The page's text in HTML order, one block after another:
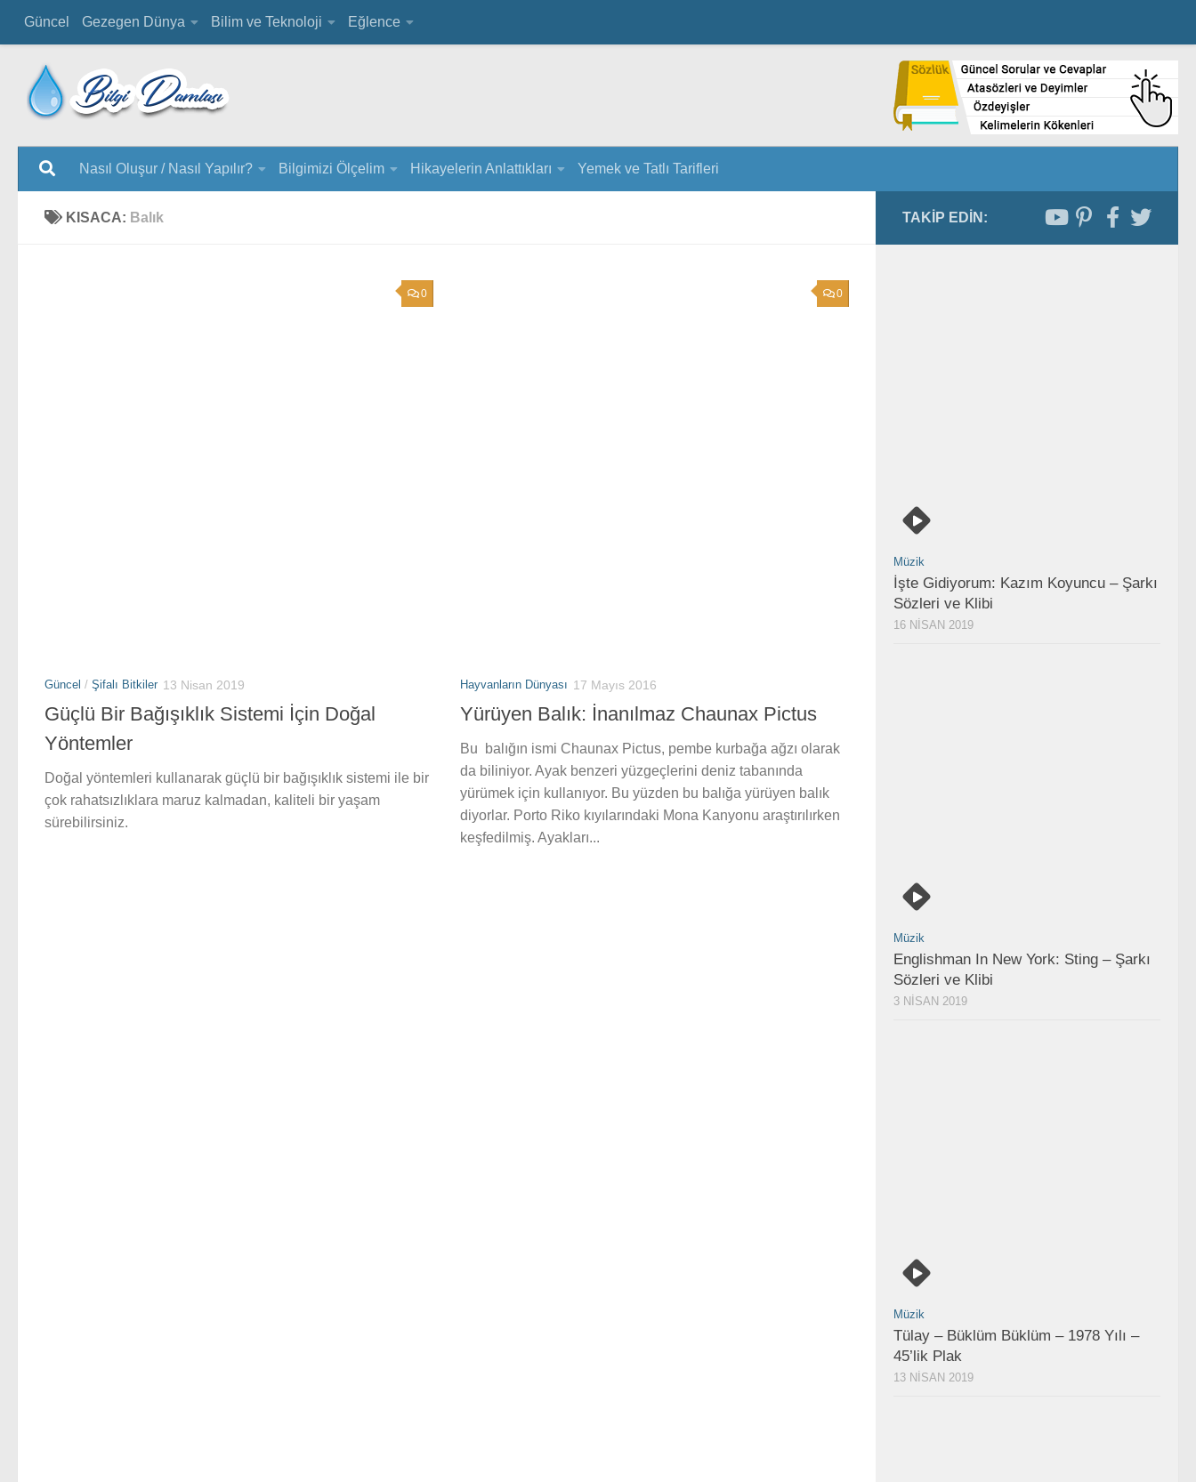
Güncel Gezegen Dünya Bilim ve Teknoloji Eğlence
Nasıl Oluşur / Nasıl Yapılır? Bilgimizi Ölçelim Hikayelerin Anlattıkları Yemek ve Tatlı Tarifleri
KISACA: Balık
0
Güncel / Şifalı Bitkiler 13 Nisan 2019
Güçlü Bir Bağışıklık Sistemi İçin Doğal
Yöntemler
Doğal yöntemleri kullanarak güçlü bir bağışıklık sistemi ile bir
çok rahatsızlıklara maruz kalmadan, kaliteli bir yaşam
sürebilirsiniz.
0
Hayvanların Dünyası 17 Mayıs 2016
Yürüyen Balık: İnanılmaz Chaunax Pictus
Bu balığın ismi Chaunax Pictus, pembe kurbağa ağzı olarak
da biliniyor. Ayak benzeri yüzgeçlerini deniz tabanında
yürümek için kullanıyor. Bu yüzden bu balığa yürüyen balık
diyorlar. Porto Riko kıyılarındaki Mona Kanyonu araştırılırken
keşfedilmiş. Ayakları...
TAKIP EDIN:
Müzik
İşte Gidiyorum: Kazım Koyuncu – Şarkı
Sözleri ve Klibi
16 NISAN 2019
Müzik
Englishman In New York: Sting – Şarkı
Sözleri ve Klibi
3 NISAN 2019
Müzik
Tülay – Büklüm Büklüm – 1978 Yılı –
45’lik Plak
13 NISAN 2019